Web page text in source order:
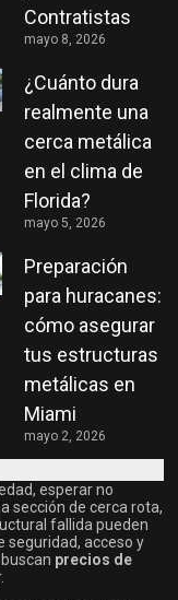
Contratistas
mayo 8, 2026
¿Cuánto dura
realmente una
cerca metálica
en el clima de
Florida?
mayo 5, 2026
Preparación
para huracanes:
cómo asegurar
tus estructuras
metálicas en
Miami
mayo 2, 2026
esperar no
sección de cerca rota,
fallida pueden
seguridad, acceso y
precios de